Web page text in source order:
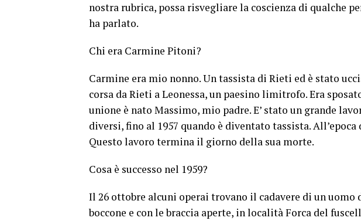
nostra rubrica, possa risvegliare la coscienza di qualche
ha parlato.
Chi era Carmine Pitoni?
Carmine era mio nonno. Un tassista di Rieti ed è stato
corsa da Rieti a Leonessa, un paesino limitrofo. Era
unione è nato Massimo, mio padre. E’ stato un grande
diversi, fino al 1957 quando è diventato tassista.
Questo lavoro termina il giorno della sua morte.
Cosa è successo nel 1959?
Il 26 ottobre alcuni operai trovano il cadavere di un uomo
boccone e con le braccia aperte, in località Forca del